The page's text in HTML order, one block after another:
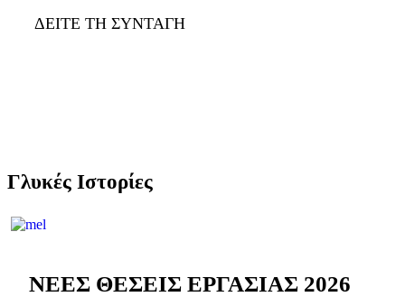
ΔΕΙΤΕ ΤΗ ΣΥΝΤΑΓΗ
Γλυκές Ιστορίες
ΝΕΕΣ ΘΕΣΕΙΣ ΕΡΓΑΣΙΑΣ 2026